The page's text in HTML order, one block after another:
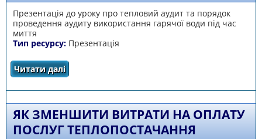
Презентація до уроку про тепловий аудит та порядок
проведення аудиту використання гарячої води під час
миття
Тип ресурсу: Презентація
Читати даліпро Тепловий аудит удома
ЯК ЗМЕНШИТИ ВИТРАТИ НА ОПЛАТУ
ПОСЛУГ ТЕПЛОПОСТАЧАННЯ